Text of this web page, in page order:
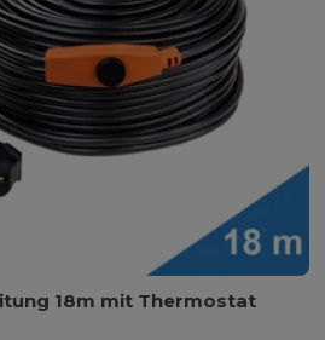
18m mit Thermostat